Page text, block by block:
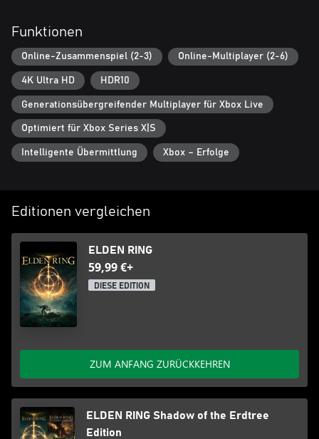
Funktionen
Online-Zusammenspiel (2-3) Online-Multiplayer (2-6)
4K Ultra HD HDR10
Generationsübergreifender Multiplayer für Xbox Live
Optimiert für Xbox Series X|S
Intelligente Übermittlung Xbox – Erfolge
Editionen vergleichen
ELDEN RING
59,99 €+
DIESE EDITION
ZUM ANFANG ZURÜCKKEHREN
ELDEN RING Shadow of the Erdtree
Edition